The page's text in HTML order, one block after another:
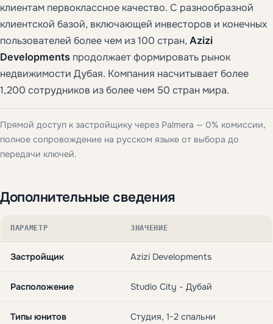
клиентам первоклассное качество. С разнообразной
клиентской базой, включающей инвесторов и конечных
пользователей более чем из 100 стран, Azizi
Developments продолжает формировать рынок
недвижимости Дубая. Компания насчитывает более
1,200 сотрудников из более чем 50 стран мира.
Прямой доступ к застройщику через Palmera — 0% комиссии,
полное сопровождение на русском языке от выбора до
передачи ключей.
Дополнительные сведения
ПАРАМЕТР ЗНАЧЕНИЕ
Застройщик Azizi Developments
Расположение Studio City - Дубай
Типы юнитов Студия, 1-2 спальни